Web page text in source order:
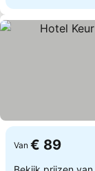
Van € 89